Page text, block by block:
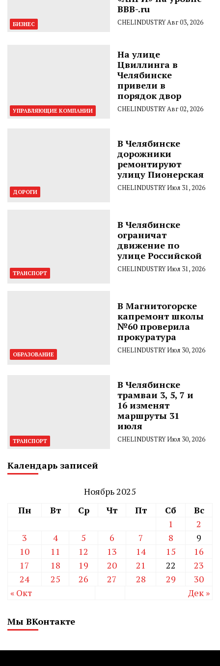
БИЗНЕС
BBB-.ru
CHELINDUSTRYАвг 03, 2026
УПРАВЛЯЮЩИЕ КОМПАНИИ
На улице
Цвиллинга в
Челябинске
привели в
порядок двор
CHELINDUSTRYАвг 02, 2026
ДОРОГИ
В Челябинске
дорожники
ремонтируют
улицу Пионерская
CHELINDUSTRYИюл 31, 2026
ТРАНСПОРТ
В Челябинске
ограничат
движение по
улице Российской
CHELINDUSTRYИюл 31, 2026
ОБРАЗОВАНИЕ
В Магнитогорске
капремонт школы
№60 проверила
прокуратура
CHELINDUSTRYИюл 30, 2026
ТРАНСПОРТ
В Челябинске
трамваи 3, 5, 7 и
16 изменят
маршруты 31
июля
CHELINDUSTRYИюл 30, 2026
Календарь записей
Ноябрь 2025
Пн
Вт Ср Чт Пт Сб
Вс
1
2
3
4 5 6 7 8
9
10
11 12 13 14 15
16
17
18 19 20 21 22
23
24
25 26 27 28 29
30
« Окт
Дек »
Мы ВКонтакте